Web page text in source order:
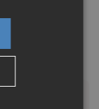
porque
en el